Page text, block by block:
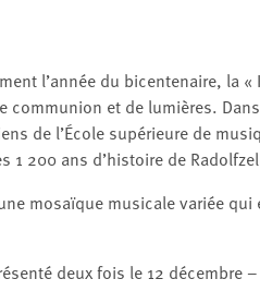
l’année du bicentenaire, la
communion et de lumières.
de l’École supérieure de
1 200 ans d’histoire de
mosaïque musicale variée
deux fois le 12 décembre